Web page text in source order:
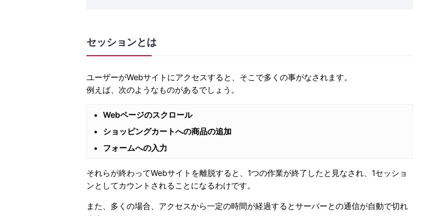
セッションとは
ユーザーがWebサイトにアクセスすると、そこで多くの事がなされます。
例えば、次のようなものがあるでしょう。
Webページのスクロール
ショッピングカートへの商品の追加
フォームへの入力
それらが終わってWebサイトを離脱すると、1つの作業が終了したと見なされ、1セッショ
ンとしてカウントされることになるわけです。
また、多くの場合、アクセスから一定の時間が経過するとサーバーとの通信が自動で切れ